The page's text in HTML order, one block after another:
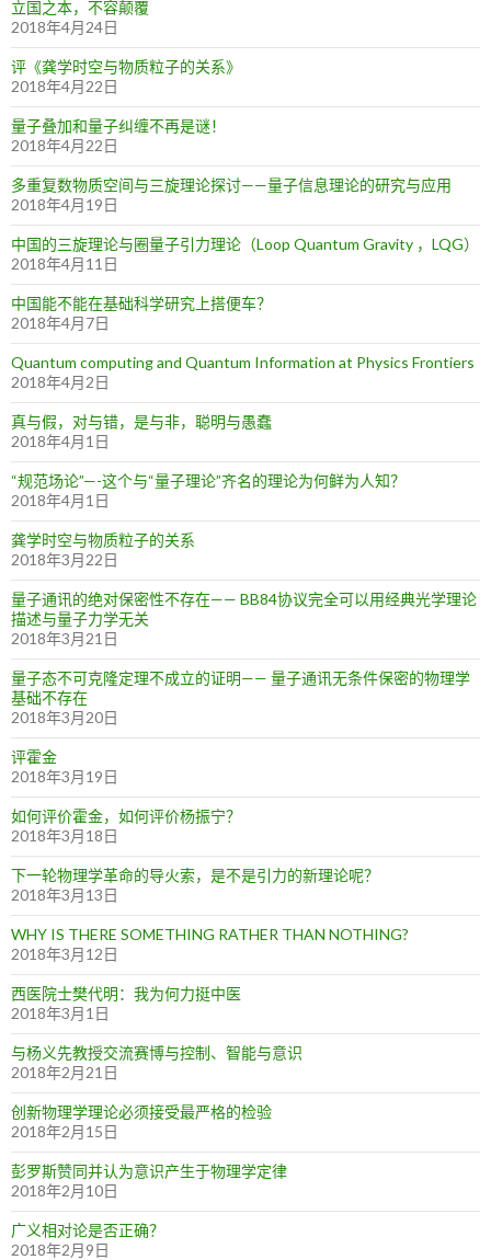
立国之本，不容颠覆
2018年4月24日
评《龚学时空与物质粒子的关系》
2018年4月22日
量子叠加和量子纠缠不再是谜！
2018年4月22日
多重复数物质空间与三旋理论探讨——量子信息理论的研究与应用
2018年4月19日
中国的三旋理论与圈量子引力理论（Loop Quantum Gravity ，LQG）
2018年4月11日
中国能不能在基础科学研究上搭便车？
2018年4月7日
Quantum computing and Quantum Information at Physics Frontiers
2018年4月2日
真与假，对与错，是与非，聪明与愚蠢
2018年4月1日
“规范场论”—-这个与“量子理论”齐名的理论为何鲜为人知？
2018年4月1日
龚学时空与物质粒子的关系
2018年3月22日
量子通讯的绝对保密性不存在—— BB84协议完全可以用经典光学理论
描述与量子力学无关
2018年3月21日
量子态不可克隆定理不成立的证明—— 量子通讯无条件保密的物理学
基础不存在
2018年3月20日
评霍金
2018年3月19日
如何评价霍金，如何评价杨振宁？
2018年3月18日
下一轮物理学革命的导火索，是不是引力的新理论呢？
2018年3月13日
WHY IS THERE SOMETHING RATHER THAN NOTHING?
2018年3月12日
西医院士樊代明：我为何力挺中医
2018年3月1日
与杨义先教授交流赛博与控制、智能与意识
2018年2月21日
创新物理学理论必须接受最严格的检验
2018年2月15日
彭罗斯赞同并认为意识产生于物理学定律
2018年2月10日
广义相对论是否正确？
2018年2月9日